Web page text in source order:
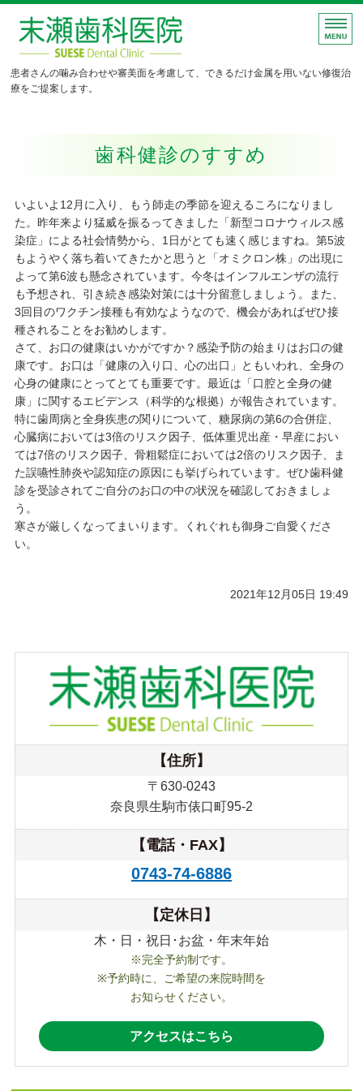
末瀬歯科医院｜できるだけ金
患者さんの噛み合わせや審美面を考慮して、できるだけ金属を用いない修復治
療をご提案します。
院長挨拶
ご予約・お問い合わせ
歯科健診のすすめ
いよいよ12月に入り、もう師走の季節を迎えるころになりまし
た。昨年来より猛威を振るってきました「新型コロナウィルス感
染症」による社会情勢から、1日がとても速く感じますね。第5波
もようやく落ち着いてきたかと思うと「オミクロン株」の出現に
よって第6波も懸念されています。今冬はインフルエンザの流行
も予想され、引き続き感染対策には十分留意しましょう。また、
3回目のワクチン接種も有効なようなので、機会があればぜひ接
種されることをお勧めします。
さて、お口の健康はいかがですか？感染予防の始まりはお口の健
康です。お口は「健康の入り口、心の出口」ともいわれ、全身の
心身の健康にとってとても重要です。最近は「口腔と全身の健
康」に関するエビデンス（科学的な根拠）が報告されています。
特に歯周病と全身疾患の関りについて、糖尿病の第6の合併症、
心臓病においては3倍のリスク因子、低体重児出産・早産におい
ては7倍のリスク因子、骨粗鬆症においては2倍のリスク因子、ま
た誤嚥性肺炎や認知症の原因にも挙げられています。ぜひ歯科健
診を受診されてご自分のお口の中の状況を確認しておきましょ
う。
寒さが厳しくなってまいります。くれぐれも御身ご自愛くださ
い。
2021年12月05日 19:49
【住所】
〒630-0243
奈良県生駒市俵口町95-2
【電話・FAX】
0743-74-6886
【定休日】
木・日・祝日･お盆・年末年始
※完全予約制です。
※予約時に、ご希望の来院時間を
お知らせください。
アクセスはこちら